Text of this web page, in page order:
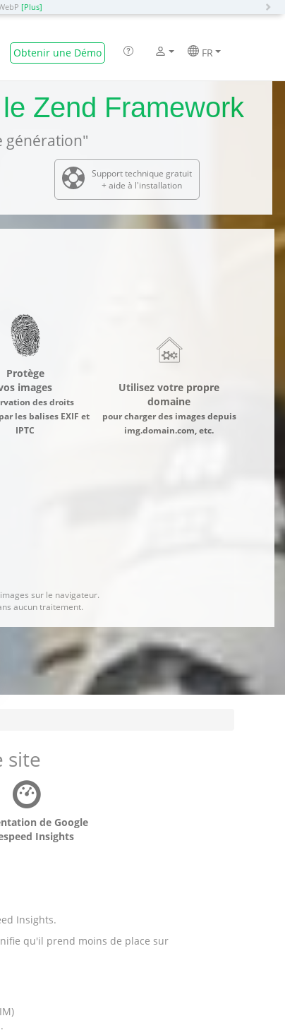
[Plus]
Obtenir une Démo FR
Zend Framework
génération"
Support technique gratuit
+ aide à l'installation
Protège
images
des droits
les balises EXIF et
IPTC
Utilisez votre propre
domaine
pour charger des images depuis
img.domain.com, etc.
sur le navigateur.
aucun traitement.
site
de Google
Insights
Insights.
qu'il prend moins de place sur